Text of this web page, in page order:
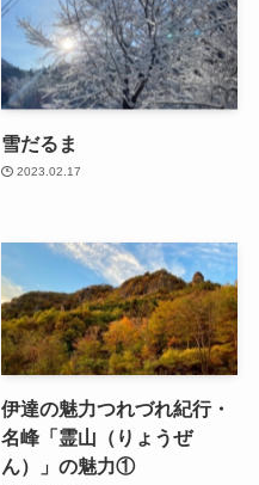
雪だるま
2023.02.17
伊達の魅力つれづれ紀行・
名峰「霊山（りょうぜ
ん）」の魅力①